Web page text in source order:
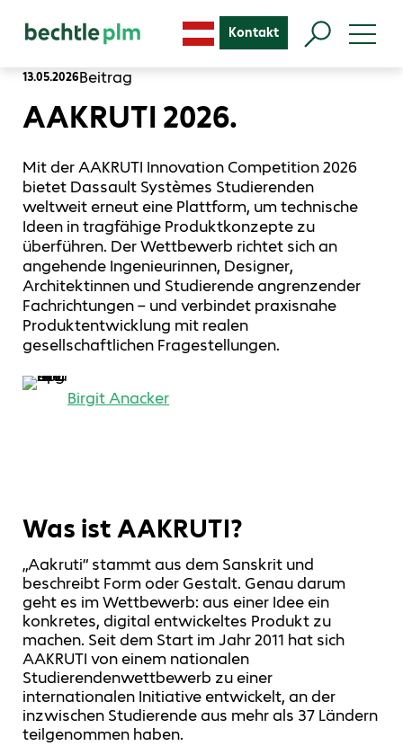
Kontakt
13.05.2026Beitrag
AAKRUTI 2026.
Mit der AAKRUTI Innovation Competition 2026
bietet Dassault Systèmes Studierenden
weltweit erneut eine Plattform, um technische
Ideen in tragfähige Produktkonzepte zu
überführen. Der Wettbewerb richtet sich an
angehende Ingenieurinnen, Designer,
Architektinnen und Studierende angrenzender
Fachrichtungen – und verbindet praxisnahe
Produktentwicklung mit realen
gesellschaftlichen Fragestellungen.
Birgit Anacker
Was ist AAKRUTI?
„Aakruti“ stammt aus dem Sanskrit und
beschreibt Form oder Gestalt. Genau darum
geht es im Wettbewerb: aus einer Idee ein
konkretes, digital entwickeltes Produkt zu
machen. Seit dem Start im Jahr 2011 hat sich
AAKRUTI von einem nationalen
Studierendenwettbewerb zu einer
internationalen Initiative entwickelt, an der
inzwischen Studierende aus mehr als 37 Ländern
teilgenommen haben.